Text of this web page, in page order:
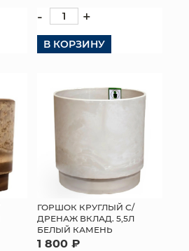
- +
В КОРЗИНУ
ГОРШОК КРУГЛЫЙ С/
ДРЕНАЖ ВКЛАД. 5,5Л
БЕЛЫЙ КАМЕНЬ
1 800 ₽